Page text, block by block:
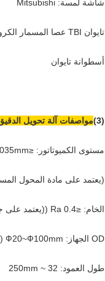
شاشة لمسة: Mitsubishi
تايوان TBI عصا المسمار الكروي
أسطوانة تايوان
(3) مواصفات آلة تحويل الدقيق
مستوى الكميوتاتور: ≤0.0035mm
(يعتمد على مادة المحول
الخام: ≤Ra 0.4 ((يعتمد على جودة الهيكل الوقائي للعميل)
OD الجهاز: Ф20~Ф100mm (جانب المحول < 100mm)
طول العمود: 32 ~ 250mm